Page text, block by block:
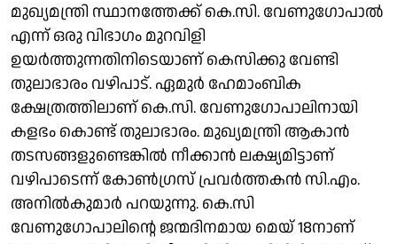
മുഖ്യമന്ത്രി സ്ഥാനത്തേക്ക് കെ.സി. വേണുഗോപാൽ
എന്ന് ഒരു വിഭാഗം മുറവിളി
ഉയർത്തുന്നതിനിടെയാണ് കെസിക്കു വേണ്ടി
തുലാഭാരം വഴിപാട്. ഏമുർ ഹേമാംബിക
ക്ഷേത്രത്തിലാണ് കെ.സി. വേണുഗോപാലിനായി
കളഭം കൊണ്ട് തുലാഭാരം. മുഖ്യമന്ത്രി ആകാൻ
തടസങ്ങളുണ്ടെങ്കിൽ നീക്കാൻ ലക്ഷ്യമിട്ടാണ്
വഴിപാടെന്ന് കോൺഗ്രസ് പ്രവർത്തകൻ സി.എം.
അനിൽകുമാർ പറയുന്നു. കെ.സി
വേണുഗോപാലിന്റെ ജന്മദിനമായ മെയ് 18നാണ്